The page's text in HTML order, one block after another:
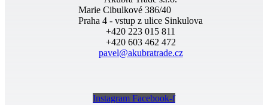
Marie Cibulkové 386/40
Praha 4 - vstup z ulice Sinkulova
+420 223 015 811
+420 603 462 472
pavel@akubratrade.cz
Instagram Facebook-f